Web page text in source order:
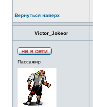
Вернуться наверх
Victor_Jokeor
Пассажир